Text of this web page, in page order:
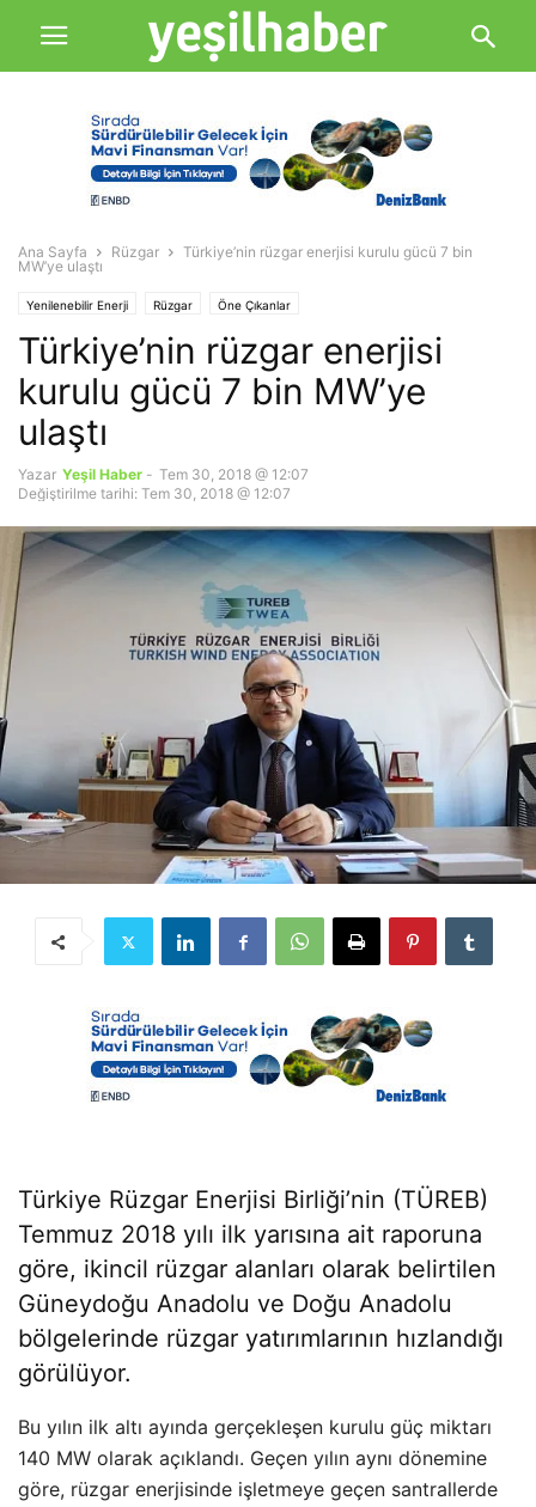
Ana Sayfa Rüzgar
Türkiye’nin rüzgar enerjisi kurulu gücü 7 bin
MW’ye ulaştı
Yenilenebilir Enerji Rüzgar Öne Çıkanlar
Türkiye’nin rüzgar enerjisi
kurulu gücü 7 bin MW’ye
ulaştı
Yazar Yeşil Haber - Tem 30, 2018 @ 12:07
Değiştirilme tarihi: Tem 30, 2018 @ 12:07
Türkiye Rüzgar Enerjisi Birliği’nin (TÜREB)
Temmuz 2018 yılı ilk yarısına ait raporuna
göre, ikincil rüzgar alanları olarak belirtilen
Güneydoğu Anadolu ve Doğu Anadolu
bölgelerinde rüzgar yatırımlarının hızlandığı
görülüyor.
Bu yılın ilk altı ayında gerçekleşen kurulu güç miktarı
140 MW olarak açıklandı. Geçen yılın aynı dönemine
göre, rüzgar enerjisinde işletmeye geçen santrallerde